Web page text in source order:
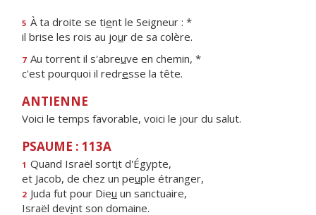
5 À ta droite se tient le Seigneur : *
il brise les rois au jour de sa colère.
7 Au torrent il s'abreuve en chemin, *
c'est pourquoi il redresse la tête.
ANTIENNE
Voici le temps favorable, voici le jour du salut.
PSAUME : 113A
1 Quand Israël sortit d'Égypte,
et Jacob, de chez un peuple étranger,
2 Juda fut pour Dieu un sanctuaire,
Israël devint son domaine.